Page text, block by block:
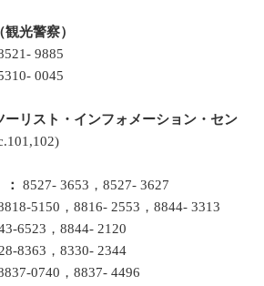
光警察）
9885
0045
ーリスト・インフォメーション・セン
8527- 3653，8527- 3627
5150，8816- 2553，8844- 3313
6523，8844- 2120
8363，8330- 2344
0740，8837- 4496